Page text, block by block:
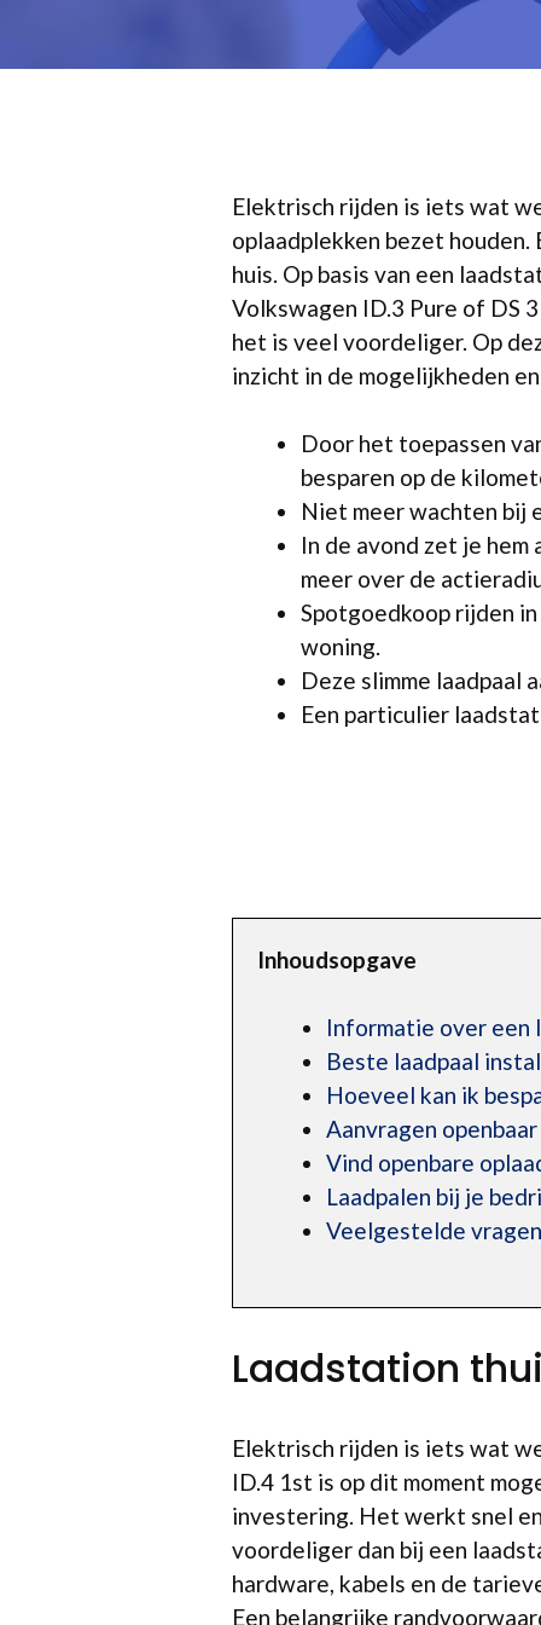
Elektrisch rijden is iets wat
oplaadplekken bezet
huis. Op basis van een
Volkswagen ID.3 Pure of DS
het is veel voordeliger. Op
inzicht in de mogelijkheden
Door het toepassen
besparen op de
Niet meer wachten bij
In de avond zet je hem
meer over de
Spotgoedkoop rijden
woning.
Deze slimme laadpaal
Een particulier
Inhoudsopgave
Informatie over een
Beste laadpaal
Hoeveel kan ik
Aanvragen
Vind openbare
Laadpalen bij je
Veelgestelde
Laadstation
Elektrisch rijden is iets wat
ID.4 1st is op dit moment
investering. Het werkt snel
voordeliger dan bij een
hardware, kabels en de
Een belangrijke